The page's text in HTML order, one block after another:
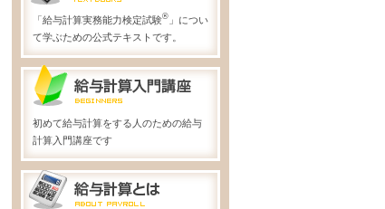
「給与計算実務能力検定試験® 」につい
て学ぶための公式テキストです。
初めて給与計算をする人のための給与
計算入門講座です